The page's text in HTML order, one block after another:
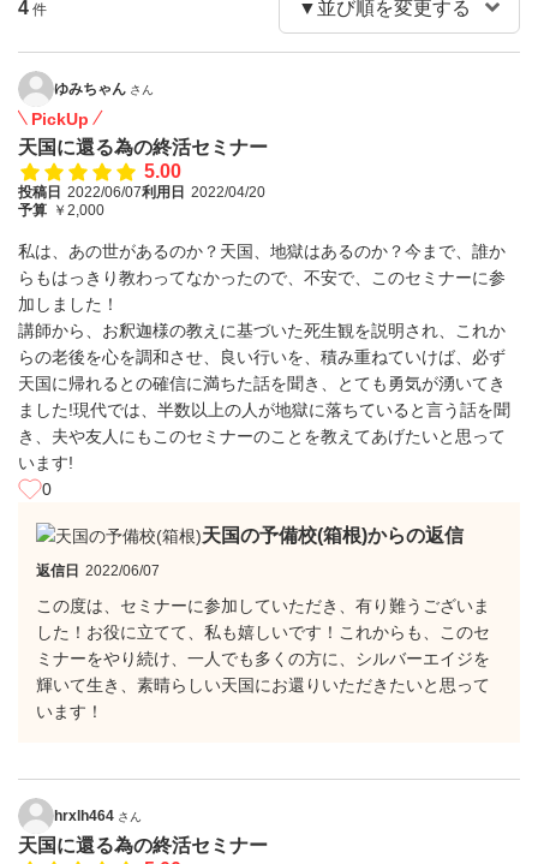
4 件
ゆみちゃん さん
PickUp
天国に還る為の終活セミナー
5.00
投稿日 2022/06/07利用日 2022/04/20
予算 ￥2,000
私は、あの世があるのか？天国、地獄はあるのか？今まで、誰か
らもはっきり教わってなかったので、不安で、このセミナーに参
加しました！
講師から、お釈迦様の教えに基づいた死生観を説明され、これか
らの老後を心を調和させ、良い行いを、積み重ねていけば、必ず
天国に帰れるとの確信に満ちた話を聞き、とても勇気が湧いてき
ました!現代では、半数以上の人が地獄に落ちていると言う話を聞
き、夫や友人にもこのセミナーのことを教えてあげたいと思って
います!
0
天国の予備校(箱根)からの返信
返信日 2022/06/07
この度は、セミナーに参加していただき、有り難うございま
した！お役に立てて、私も嬉しいです！これからも、このセ
ミナーをやり続け、一人でも多くの方に、シルバーエイジを
輝いて生き、素晴らしい天国にお還りいただきたいと思って
います！
hrxlh464 さん
天国に還る為の終活セミナー